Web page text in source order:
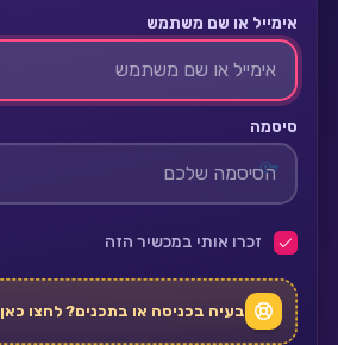
אימייל או שם משתמש
סיסמה
זכרו אותי במכשיר הזה
בעיה בכניסה או בתכנים? לחצו כאן